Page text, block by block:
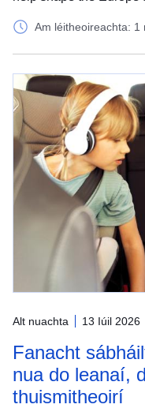
Am léitheoireachta: 1
Alt nuachta 13 Iúil 2026
Fanacht
nua do leanaí,
thuismitheoirí